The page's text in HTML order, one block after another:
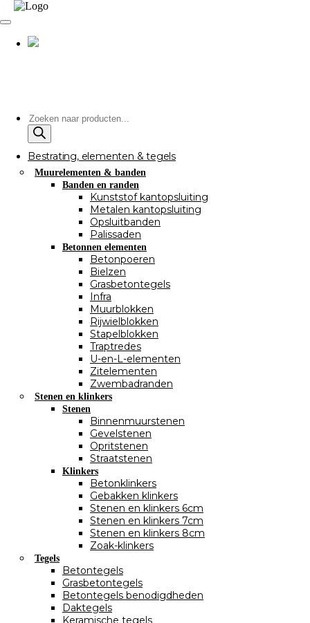
Producten
zoeken
Bestrating, elementen & tegels
Muurelementen & banden
Banden en randen
Kunststof kantopsluiting
Metalen kantopsluiting
Opsluitbanden
Palissaden
Betonnen elementen
Betonpoeren
Bielzen
Grasbetontegels
Infra
Muurblokken
Rijwielblokken
Stapelblokken
Traptredes
U-en-L-elementen
Zitelementen
Zwembadranden
Stenen en klinkers
Stenen
Binnenmuurstenen
Gevelstenen
Opritstenen
Straatstenen
Klinkers
Betonklinkers
Gebakken klinkers
Stenen en klinkers 6cm
Stenen en klinkers 7cm
Stenen en klinkers 8cm
Zoak-klinkers
Tegels
Betontegels
Grasbetontegels
Betontegels benodigdheden
Daktegels
Keramische tegels